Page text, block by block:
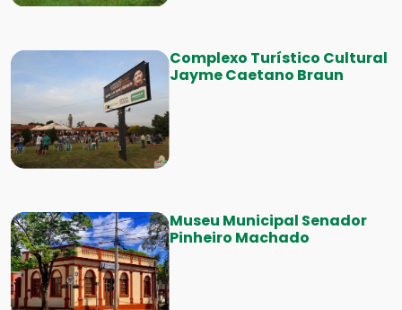
Complexo Turístico Cultural
Jayme Caetano Braun
Museu Municipal Senador
Pinheiro Machado